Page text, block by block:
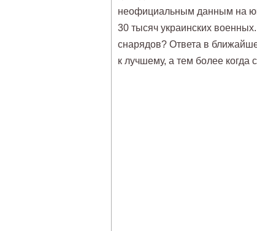
неофициальным данным на
30 тысяч украинских
снарядов? Ответа в
к лучшему, а тем более когда